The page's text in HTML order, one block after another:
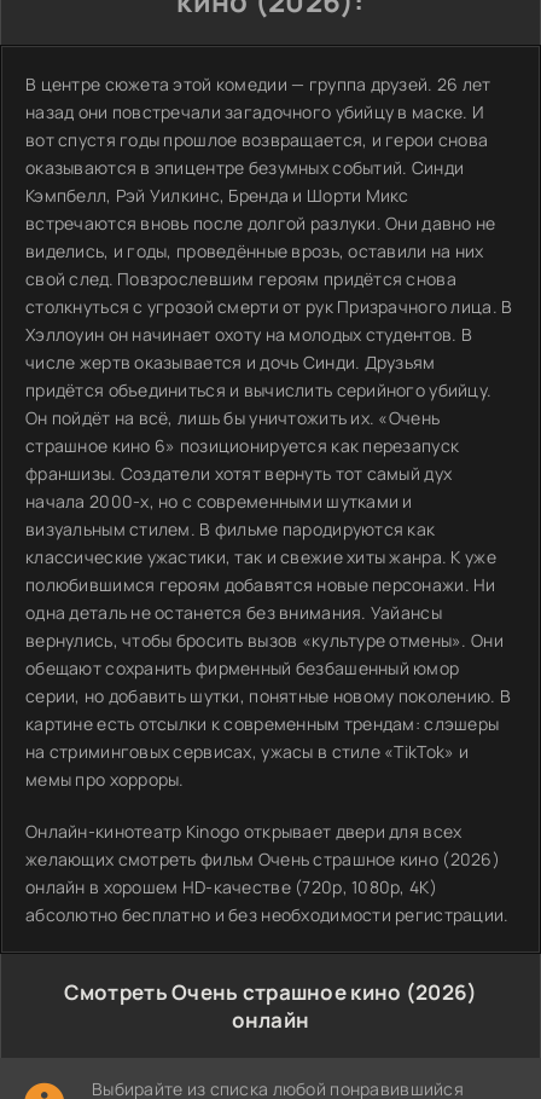
В центре сюжета этой комедии — группа друзей. 26 лет
назад они повстречали загадочного убийцу в маске. И
вот спустя годы прошлое возвращается, и герои снова
оказываются в эпицентре безумных событий. Синди
Кэмпбелл, Рэй Уилкинс, Бренда и Шорти Микс
встречаются вновь после долгой разлуки. Они давно не
виделись, и годы, проведённые врозь, оставили на них
свой след. Повзрослевшим героям придётся снова
столкнуться с угрозой смерти от рук Призрачного лица. В
Хэллоуин он начинает охоту на молодых студентов. В
числе жертв оказывается и дочь Синди. Друзьям
придётся объединиться и вычислить серийного убийцу.
Он пойдёт на всё, лишь бы уничтожить их. «Очень
страшное кино 6» позиционируется как перезапуск
франшизы. Создатели хотят вернуть тот самый дух
начала 2000-х, но с современными шутками и
визуальным стилем. В фильме пародируются как
классические ужастики, так и свежие хиты жанра. К уже
полюбившимся героям добавятся новые персонажи. Ни
одна деталь не останется без внимания. Уайансы
вернулись, чтобы бросить вызов «культуре отмены». Они
обещают сохранить фирменный безбашенный юмор
серии, но добавить шутки, понятные новому поколению. В
картине есть отсылки к современным трендам: слэшеры
на стриминговых сервисах, ужасы в стиле «TikTok» и
мемы про хорроры.
Онлайн-кинотеатр Kinogo открывает двери для всех
желающих смотреть фильм Очень страшное кино (2026)
онлайн в хорошем HD-качестве (720p, 1080p, 4K)
абсолютно бесплатно и без необходимости регистрации.
Смотреть Очень страшное кино (2026)
онлайн
Выбирайте из списка любой понравившийся